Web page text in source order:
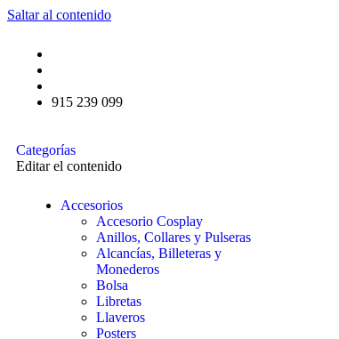
Saltar al contenido
915 239 099
Categorías
Editar el contenido
Accesorios
Accesorio Cosplay
Anillos, Collares y Pulseras
Alcancías, Billeteras y
Monederos
Bolsa
Libretas
Llaveros
Posters